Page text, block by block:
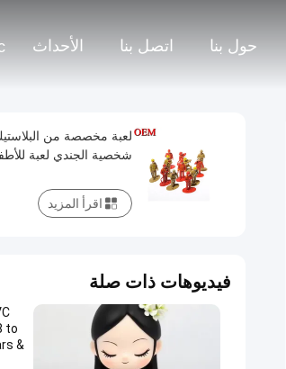
حول بنا اتصل بنا الأحداث
لعبة مخصصة من
شخصية الجندي لعبة
اقرأ المزيد
فيديوهات ذات صلة
to
&